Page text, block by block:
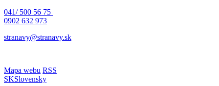
041/ 500 56 75
0902 632 973
stranavy@stranavy.sk
Mapa webu RSS
SKSlovensky